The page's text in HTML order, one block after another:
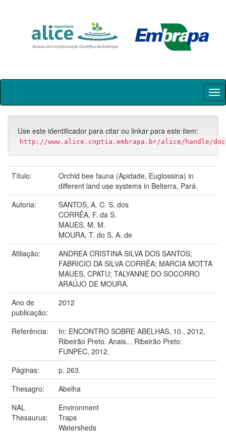
Skip
Use este identificador para citar ou linkar para este item:
http://www.alice.cnptia.embrapa.br/alice/handle/
Título:
Orchid bee fauna (Apidade, Euglossina) in
different land use systems in Belterra, Pará.
Autoria:
SANTOS, A. C. S. dos
CORRÊA, F. da S.
MAUES, M. M.
MOURA, T. do S. A. de
Afiliação:
ANDREA CRISTINA SILVA DOS SANTOS;
FABRICIO DA SILVA CORRÊA; MARCIA MOTTA
MAUES, CPATU; TALYANNE DO SOCORRO
ARAÚJO DE MOURA.
Ano de
publicação:
2012
Referência:
In: ENCONTRO SOBRE ABELHAS, 10., 2012,
Ribeirão Preto. Anais... Ribeirão Preto:
FUNPEC, 2012.
Páginas:
p. 263.
Thesagro:
Abelha
NAL
Thesaurus:
Environment
Traps
Watersheds